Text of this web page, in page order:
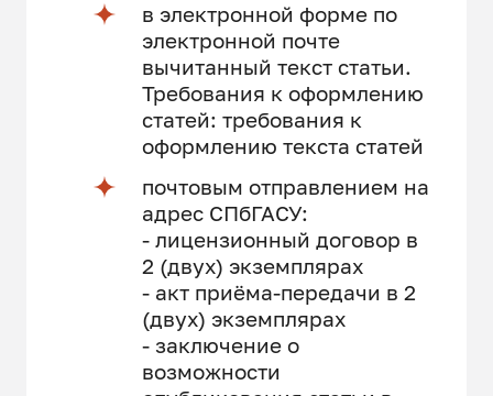
в электронной форме по
электронной почте
вычитанный текст статьи.
Требования к оформлению
статей: требования к
оформлению текста статей
почтовым отправлением на
адрес СПбГАСУ:
- лицензионный договор в
2 (двух) экземплярах
- акт приёма-передачи в 2
(двух) экземплярах
- заключение о
возможности